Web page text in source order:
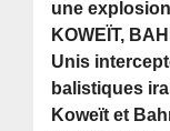
une
KOWEÏT,
Unis
balistiques
Koweït et